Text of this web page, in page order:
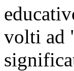
volti ad